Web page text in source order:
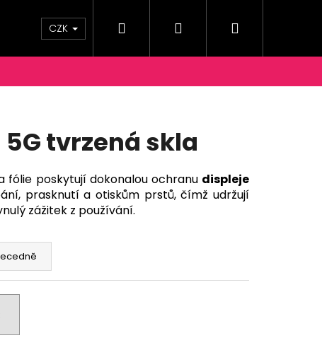
A PLATBY KONTAKTY Moje
CZK Hledat PřihlášeníNákupní
košík
5G tvrzená skla
fólie poskytují dokonalou ochranu displeje
prasknutí a otiskům prstů, čímž udržují
zážitek z používání.